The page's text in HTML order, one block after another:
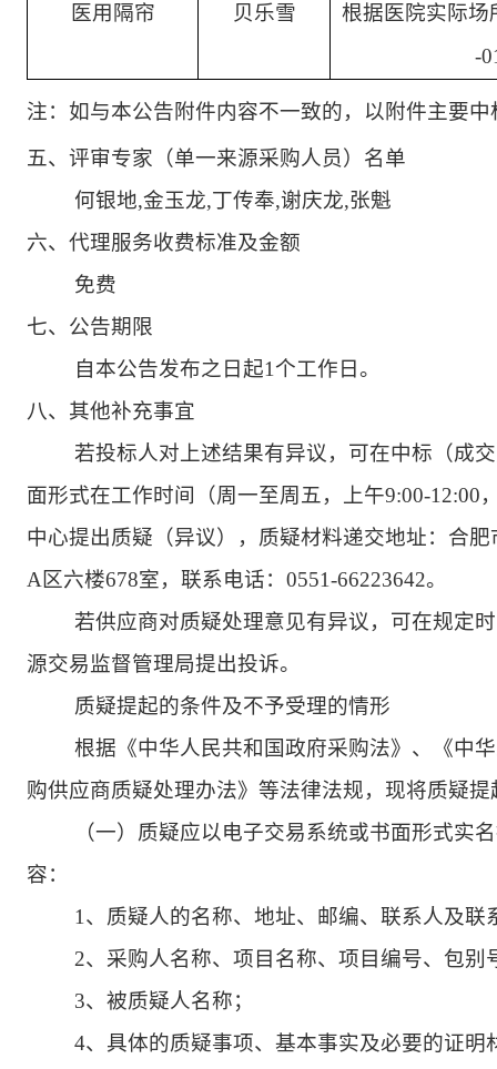
医用隔帘
贝乐雪
根据医院实际
-
注：如与本公告附件内容不一致的，以附件主要
五、评审专家（单一来源采购人员）名单
何银地,金玉龙,丁传奉,谢庆龙,张魁
六、代理服务收费标准及金额
免费
七、公告期限
自本公告发布之日起1个工作日。
八、其他补充事宜
若投标人对上述结果有异议，可在中标（成
面形式在工作时间（周一至周五，上午9:00-12:00
中心提出质疑（异议），质疑材料递交地址：合
A区六楼678室，联系电话：0551-66223642。
若供应商对质疑处理意见有异议，可在规定
源交易监督管理局提出投诉。
质疑提起的条件及不予受理的情形
根据《中华人民共和国政府采购法》、《中
购供应商质疑处理办法》等法律法规，现将质疑
（一）质疑应以电子交易系统或书面形式实
容：
1、质疑人的名称、地址、邮编、联系人及联
2、采购人名称、项目名称、项目编号、包别
3、被质疑人名称；
4、具体的质疑事项、基本事实及必要的证明